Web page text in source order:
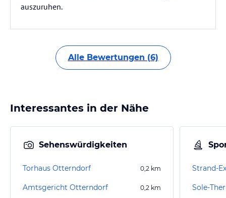
auszuruhen.
Alle Bewertungen (6)
Interessantes in der Nähe
Sehenswürdigkeiten
Torhaus Otterndorf 0,2 km
Amtsgericht Otterndorf 0,2 km
Strand-
Sole-